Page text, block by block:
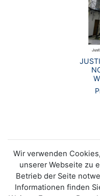
Wir verwenden
unserer Webseite zu
Betrieb der Seite
Informationen finden